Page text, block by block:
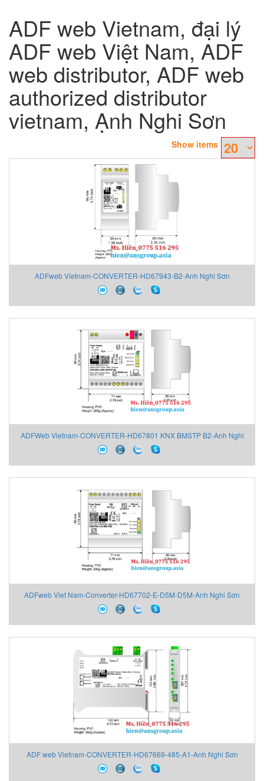
ADF web Vietnam, đại lý
ADF web Việt Nam, ADF
web distributor, ADF web
authorized distributor
vietnam, Ạnh Nghi Sơn
Show items
ADFweb Vietnam-CONVERTER-HD67943-B2-Anh Nghi Sơn
ADFWeb Vietnam-CONVERTER-HD67801 KNX BMSTP B2-Anh Nghi
Sơn
ADFweb Viet Nam-Converter-HD67702-E-D5M-D5M-Anh Nghi Sơn
ADF web Vietnam-CONVERTER-HD67669-485-A1-Anh Nghi Sơn